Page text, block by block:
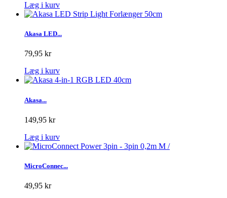
Læg i kurv
Akasa LED...
79,95 kr
Læg i kurv
Akasa...
149,95 kr
Læg i kurv
MicroConnec...
49,95 kr